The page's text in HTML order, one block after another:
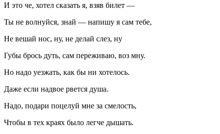
И это че, хотел сказать я, взяв билет —
Ты не волнуйся, знай — напишу я сам тебе,
Не вешай нос, ну, не делай слез, ну
Губы брось дуть, сам переживаю, воз мну.
Но надо уезжать, как бы ни хотелось.
Даже если надвое рвется душа.
Надо, подари поцелуй мне за смелость,
Чтобы в тех краях было легче дышать.